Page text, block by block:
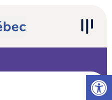
Ouvrir